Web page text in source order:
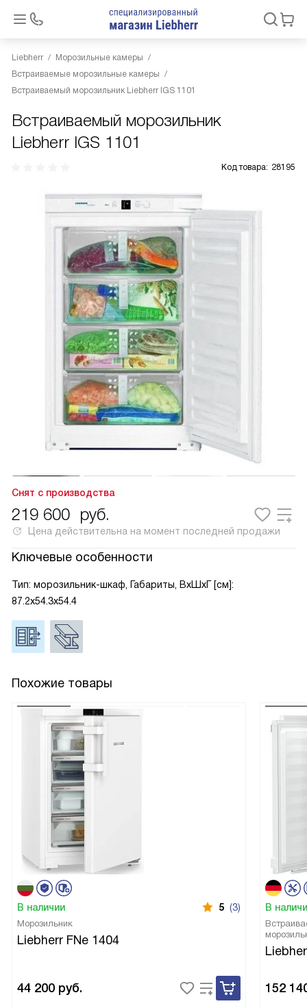
Liebherr
Морозильные камеры
Встраиваемые морозильные камеры
Встраиваемый морозильник Liebherr IGS 1101
Встраиваемый морозильник
Liebherr IGS 1101
Код товара: 28195
Снят с производства
219 600 руб.
Цена действительна на момент последней продажи
Ключевые особенности
Тип: морозильник-шкаф, Габариты, ВxШxГ [см]:
87.2x54.3x54.4
Похожие товары
В наличии 5 (3)
Морозильник
Liebherr FNe 1404
44 200 руб.
В
152